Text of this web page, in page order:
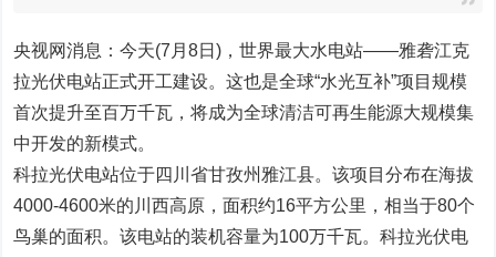
央视网消息：今天(7月8日)，世界最大水电站——雅砻江克
拉光伏电站正式开工建设。这也是全球“水光互补”项目规模
首次提升至百万千瓦，将成为全球清洁可再生能源大规模集
中开发的新模式。
科拉光伏电站位于四川省甘孜州雅江县。该项目分布在海拔
4000-4600米的川西高原，面积约16平方公里，相当于80个
鸟巢的面积。该电站的装机容量为100万千瓦。科拉光伏电